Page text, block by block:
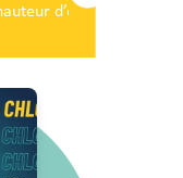
d’enfants